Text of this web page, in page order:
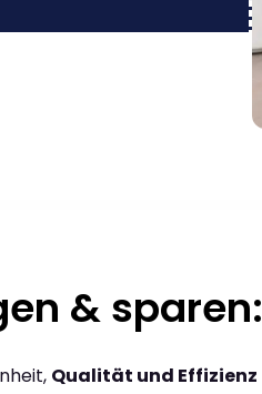
& sparen:
Qualität und Effizienz